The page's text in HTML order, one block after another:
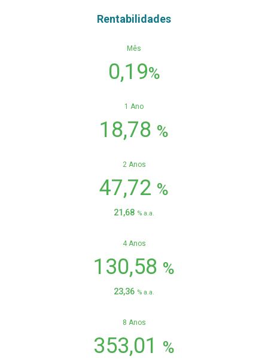
Rentabilidades
Mês
0,19%
1 Ano
18,78 %
2 Anos
47,72 %
21,68 % a.a.
4 Anos
130,58 %
23,36 % a.a.
8 Anos
353,01 %